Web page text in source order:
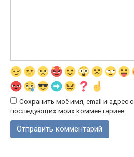
Сохранить моё имя, email и адрес
последующих моих комментариев.